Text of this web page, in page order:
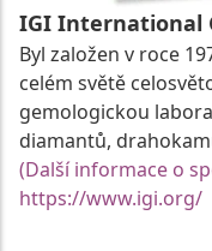
IGI International
Byl založen v roce
celém světě
gemologickou
diamantů,
(Další informace o
https://www.igi.org/